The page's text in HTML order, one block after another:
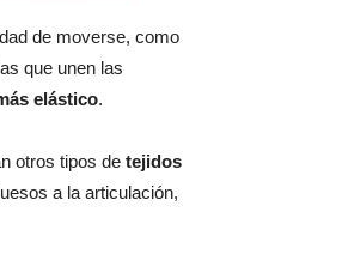
de moverse, como
que unen las
elástico.
otros tipos de tejidos
a la articulación,